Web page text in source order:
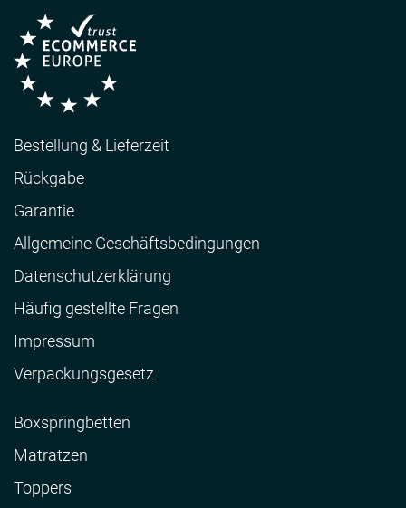
Bestellung & Lieferzeit
Rückgabe
Garantie
Allgemeine Geschäftsbedingungen
Datenschutzerklärung
Häufig gestellte Fragen
Impressum
Verpackungsgesetz
Boxspringbetten
Matratzen
Toppers